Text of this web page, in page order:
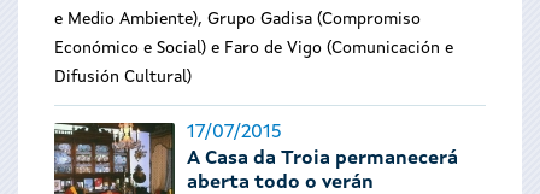
e Medio Ambiente), Grupo Gadisa (Compromiso
Económico e Social) e Faro de Vigo (Comunicación e
Difusión Cultural)
17/07/2015
A Casa da Troia permanecerá
aberta todo o verán